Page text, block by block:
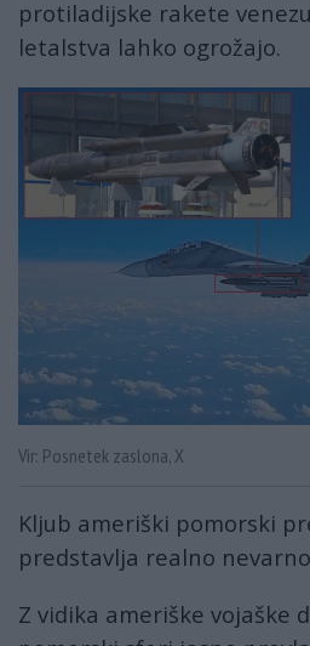
protiladijske rakete
letalstva lahko ogrožajo.
Vir: Posnetek zaslona, X
Kljub ameriški pomorski
predstavlja realno
Z vidika ameriške vojaške